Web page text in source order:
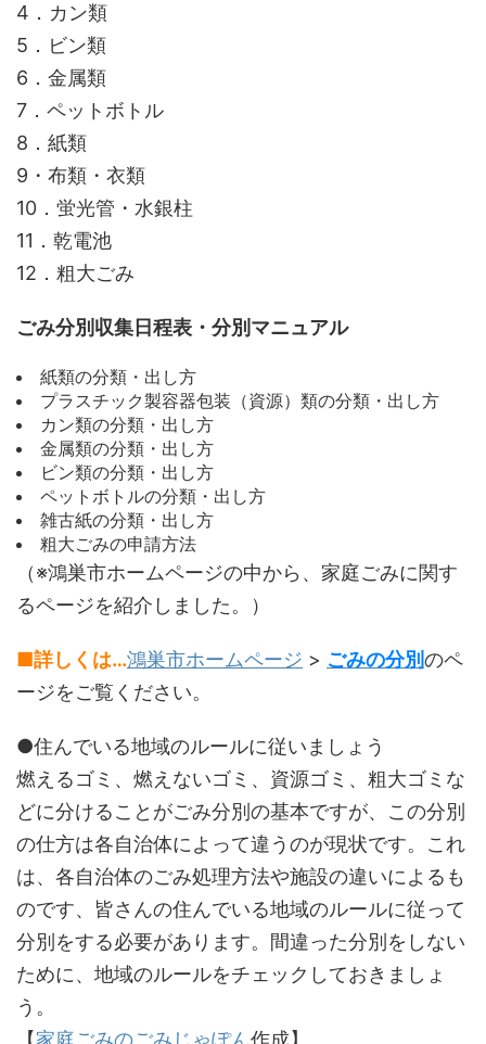
4．カン類
5．ビン類
6．金属類
7．ペットボトル
8．紙類
9・布類・衣類
10．蛍光管・水銀柱
11．乾電池
12．粗大ごみ
ごみ分別収集日程表・分別マニュアル
紙類の分類・出し方
プラスチック製容器包装（資源）類の分類・出し方
カン類の分類・出し方
金属類の分類・出し方
ビン類の分類・出し方
ペットボトルの分類・出し方
雑古紙の分類・出し方
粗大ごみの申請方法
（※鴻巣市ホームページの中から、家庭ごみに関す
るページを紹介しました。）
■詳しくは…鴻巣市ホームページ > ごみの分別のペ
ージをご覧ください。
●住んでいる地域のルールに従いましょう
燃えるゴミ、燃えないゴミ、資源ゴミ、粗大ゴミな
どに分けることがごみ分別の基本ですが、この分別
の仕方は各自治体によって違うのが現状です。これ
は、各自治体のごみ処理方法や施設の違いによるも
のです、皆さんの住んでいる地域のルールに従って
分別をする必要があります。間違った分別をしない
ために、地域のルールをチェックしておきましょ
う。
【家庭ごみのごみじゃぽん作成】